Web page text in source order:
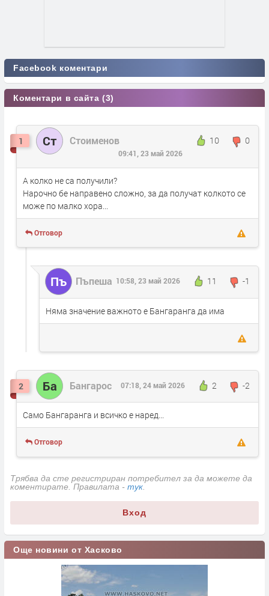
Facebook коментари
Коментари в сайта (3)
1 Ст Стоименов 10 0
09:41, 23 май 2026
А колко не са получили?
Нарочно бе направено сложно, за да получат колкото се
може по малко хора...
Отговор
Пъ Пъпеша 11 -1
10:58, 23 май 2026
Няма значение важното е Бангаранга да има
2 Ба Бангарос 2 -2
07:18, 24 май 2026
Само Бангаранга и всичко е наред...
Отговор
Трябва да сте регистриран потребител за да можете да
коментирате. Правилата - тук
Вход
Още новини от Хасково